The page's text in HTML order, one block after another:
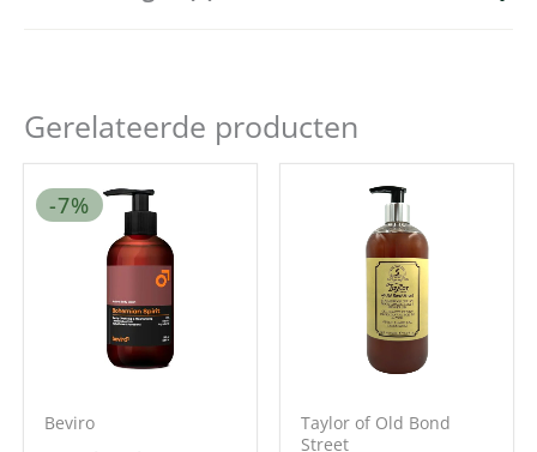
Enkel ingelogde klanten die dit product gekocht
hebben, kunnen een beoordeling schrijven.
Gerelateerde producten
-7%
Beviro
prijs
was:
€ 13,95.
Taylor of Old Bond
Street